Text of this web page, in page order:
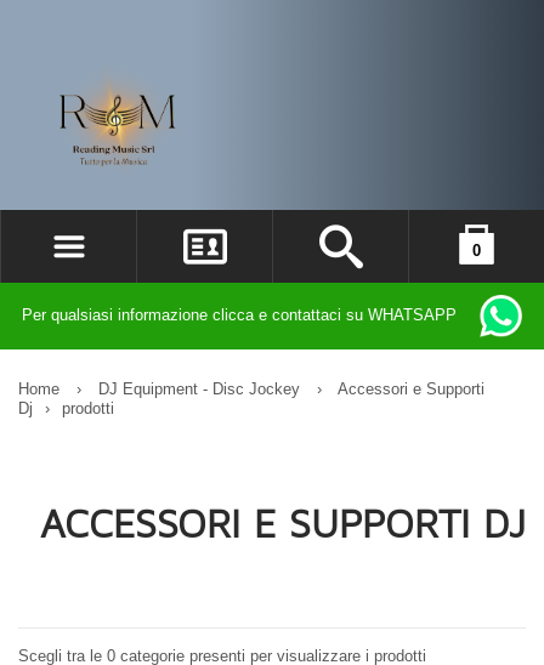
ACCEDI
REGISTRATI
0
Per qualsiasi informazione clicca e contattaci su WHATSAPP
Home › DJ Equipment - Disc Jockey ›
Accessori e Supporti
Dj
› prodotti
ACCESSORI E SUPPORTI DJ
Scegli tra le 0 categorie presenti per visualizzare i prodotti